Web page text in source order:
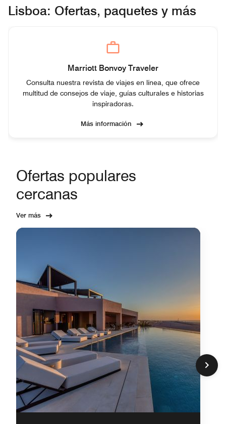
Lisboa: Ofertas, paquetes y más
Marriott Bonvoy Traveler
Consulta nuestra revista de viajes en línea, que ofrece
multitud de consejos de viaje, guías culturales e historias
inspiradoras.
Más información
Ofertas populares
cercanas
Ver más